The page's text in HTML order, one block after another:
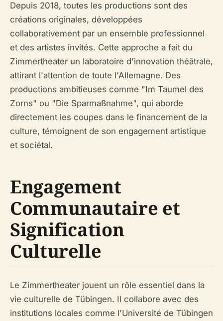
Depuis 2018, toutes les productions sont des
créations originales, développées
collaborativement par un ensemble professionnel
et des artistes invités. Cette approche a fait du
Zimmertheater un laboratoire d'innovation théâtrale,
attirant l'attention de toute l'Allemagne. Des
productions ambitieuses comme "Im Taumel des
Zorns" ou "Die Sparmaßnahme", qui aborde
directement les coupes dans le financement de la
culture, témoignent de son engagement artistique
et sociétal.
Engagement
Communautaire et
Signification
Culturelle
Le Zimmertheater jouent un rôle essentiel dans la
vie culturelle de Tübingen. Il collabore avec des
institutions locales comme l'Université de Tübingen